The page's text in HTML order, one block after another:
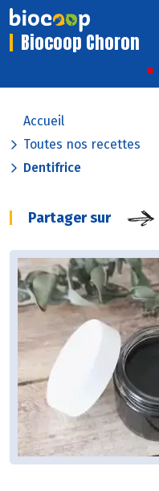
Biocoop Choron
Accueil
Toutes nos recettes
Dentifrice
Partager sur